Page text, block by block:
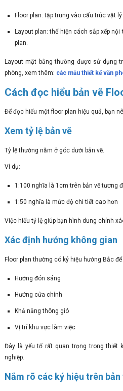
Floor plan: tập trung vào cấu trúc vật
Layout plan: thể hiện cách sắp xếp
plan.
Layout mặt bằng thường được sử dụng
phòng, xem thêm: các mẫu thiết kế văn
Cách đọc hiểu bản vẽ
Để đọc hiểu một floor plan hiệu quả, bạn
Xem tỷ lệ bản vẽ
Tỷ lệ thường nằm ở góc dưới bản vẽ.
Ví dụ:
1:100 nghĩa là 1cm trên bản vẽ tương
1:50 nghĩa là mức độ chi tiết cao hơn
Việc hiểu tỷ lệ giúp bạn hình dung chính
Xác định hướng không gian
Floor plan thường có ký hiệu hướng Bắc
Hướng đón sáng
Hướng cửa chính
Khả năng thông gió
Vị trí khu vực làm việc
Đây là yếu tố rất quan trọng trong thiết
nghiệp.
Nắm rõ các ký hiệu trên bản